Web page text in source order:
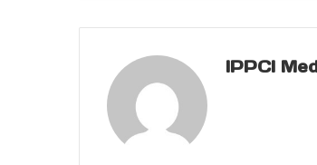
IPPCI